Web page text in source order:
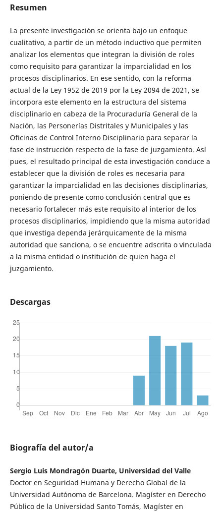
Resumen
La presente investigación se orienta bajo un enfoque
cualitativo, a partir de un método inductivo que permiten
analizar los elementos que integran la división de roles
como requisito para garantizar la imparcialidad en los
procesos disciplinarios. En ese sentido, con la reforma
actual de la Ley 1952 de 2019 por la Ley 2094 de 2021, se
incorpora este elemento en la estructura del sistema
disciplinario en cabeza de la Procuraduría General de la
Nación, las Personerías Distritales y Municipales y las
Oficinas de Control Interno Disciplinario para separar la
fase de instrucción respecto de la fase de juzgamiento. Así
pues, el resultado principal de esta investigación conduce a
establecer que la división de roles es necesaria para
garantizar la imparcialidad en las decisiones disciplinarias,
poniendo de presente como conclusión central que es
necesario fortalecer más este requisito al interior de los
procesos disciplinarios, impidiendo que la misma autoridad
que investiga dependa jerárquicamente de la misma
autoridad que sanciona, o se encuentre adscrita o vinculada
a la misma entidad o institución de quien haga el
juzgamiento.
Descargas
Biografía del autor/a
Sergio Luis Mondragón Duarte, Universidad del Valle
Doctor en Seguridad Humana y Derecho Global de la
Universidad Autónoma de Barcelona. Magíster en Derecho
Público de la Universidad Santo Tomás, Magíster en